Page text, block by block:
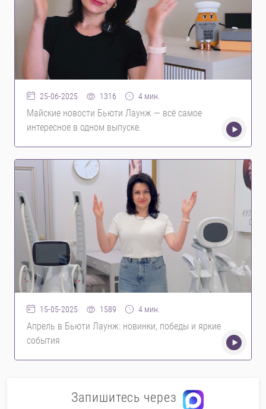
25-06-2025 1316 4 мин.
Майские новости Бьюти Лаунж — всё самое
интересное в одном выпуске.
15-05-2025 1589 4 мин.
Апрель в Бьюти Лаунж: новинки, победы и яркие
события
Запишитесь через